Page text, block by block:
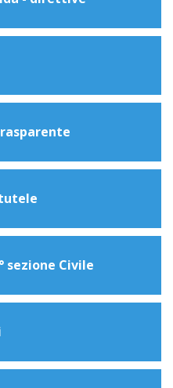
sezione Civile